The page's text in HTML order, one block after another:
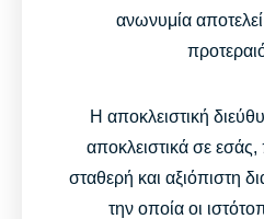
ανωνυμία
Η αποκλειστική
αποκλειστικά σε
σταθερή και αξιόπιστη
την οποία οι